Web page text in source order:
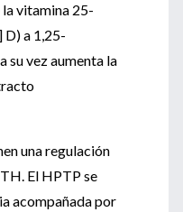
vitamina 25-
a 1,25-
su vez aumenta la
una regulación
El HPTP se
acompañada por